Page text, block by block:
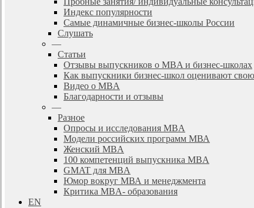
Индекс популярности
Самые динамичные бизнес-школы России
Слушать
—
Статьи
Отзывы выпускников о MBA и бизнес-школах
Как выпускники бизнес-школ оценивают
Видео о MBA
Благодарности и отзывы
—
Разное
Опросы и исследования MBA
Модели российских программ МВА
Женский MBA
100 компетенций выпускника MBA
GMAT для MBA
Юмор вокруг МВА и менеджмента
Критика MBA- образования
EN